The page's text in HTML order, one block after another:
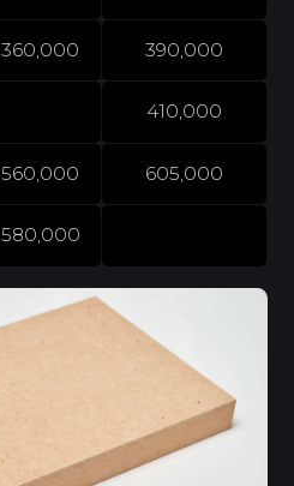
360,000 390,000
410,000
560,000 605,000
580,000